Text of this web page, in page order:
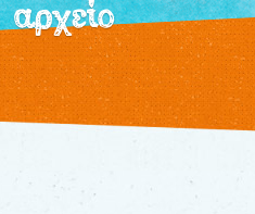
αρχείο